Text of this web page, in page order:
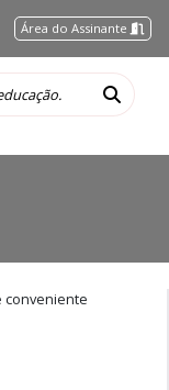
Área do Assinante
conveniente